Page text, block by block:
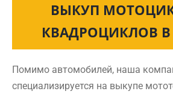
ВЫКУП
КВАДРОЦИКЛОВ В
Помимо автомобилей, наша
специализируется на выкупе